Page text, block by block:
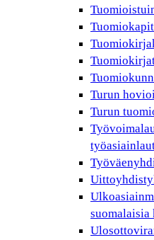
Turun
Turun
suomalaisia